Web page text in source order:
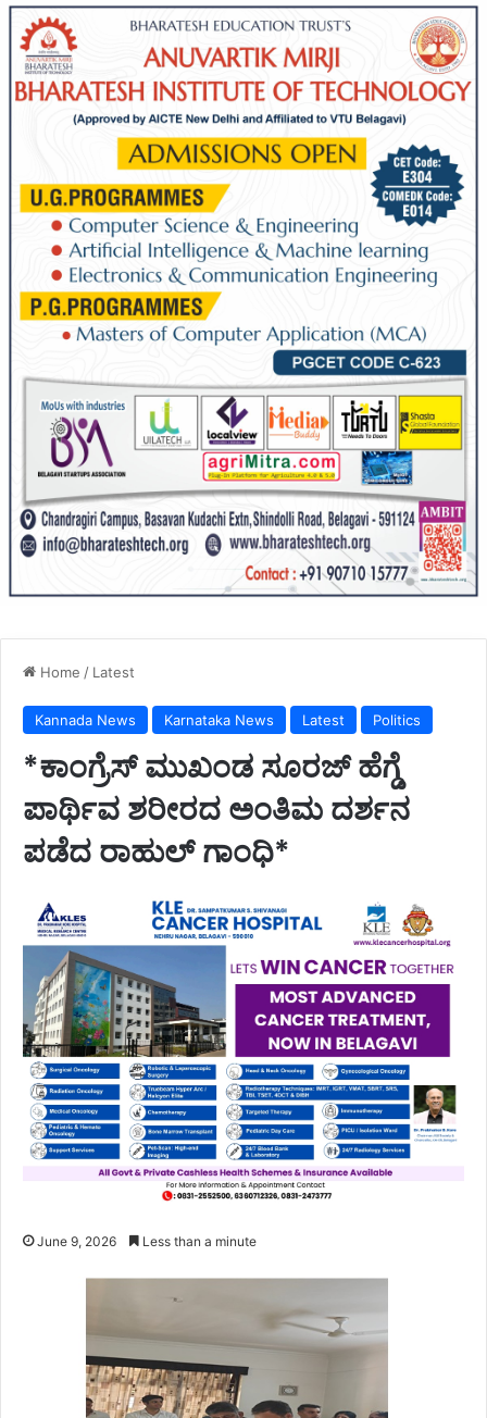
Home / Latest
Kannada News Karnataka News Latest Politics
*ಕಾಂಗ್ರೆಸ್ ಮುಖಂಡ ಸೂರಜ್ ಹೆಗ್ಡೆ
ಪಾರ್ಥಿವ ಶರೀರದ ಅಂತಿಮ ದರ್ಶನ
ಪಡೆದ ರಾಹುಲ್ ಗಾಂಧಿ*
June 9, 2026 Less than a minute